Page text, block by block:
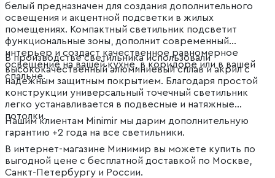
белый предназначен для создания дополнительного
освещения и акцентной подсветки в жилых
помещениях. Компактный светильник подсветит
функциональные зоны, дополнит современный
интерьер и создаст качественное равномерное
освещение на вашей кухне, в коридоре или в вашей
спальне.
В производстве светильника использовали
высококачественный алюминиевый сплав и акрил с
надежным защитным покрытием. Благодаря простой
конструкции универсальный точечный светильник
легко устанавливается в подвесные и натяжные
потолки.
Нашим клиентам Minimir мы дарим дополнительную
гарантию +2 года на все светильники.
В интернет-магазине Минимир вы можете купить по
выгодной цене с бесплатной доставкой по Москве,
Санкт-Петербургу и России.